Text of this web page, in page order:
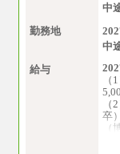
上
キ
す
中
勤務地
中
給与
（
（
卒
（